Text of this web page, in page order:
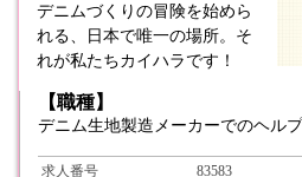
デニムづくりの冒険を始めら
れる、日本で唯一の場所。そ
れが私たちカイハラです！
【職種】
デニム生地製造メーカーでのヘル
求人番号
83583